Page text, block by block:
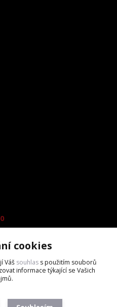
cookies
Váš souhlas s použitím souborů
informace týkající se Vašich